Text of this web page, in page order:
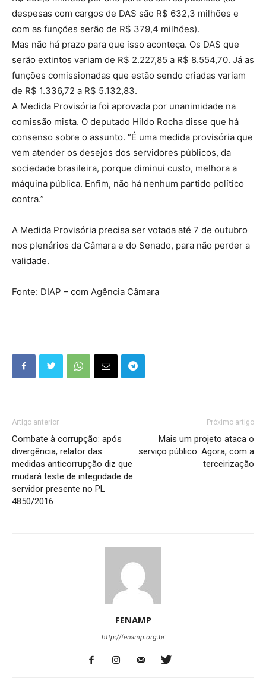
despesas com cargos de DAS são R$ 632,3 milhões e
com as funções serão de R$ 379,4 milhões).
Mas não há prazo para que isso aconteça. Os DAS que
serão extintos variam de R$ 2.227,85 a R$ 8.554,70. Já as
funções comissionadas que estão sendo criadas variam
de R$ 1.336,72 a R$ 5.132,83.
A Medida Provisória foi aprovada por unanimidade na
comissão mista. O deputado Hildo Rocha disse que há
consenso sobre o assunto. “É uma medida provisória que
vem atender os desejos dos servidores públicos, da
sociedade brasileira, porque diminui custo, melhora a
máquina pública. Enfim, não há nenhum partido político
contra.”
A Medida Provisória precisa ser votada até 7 de outubro
nos plenários da Câmara e do Senado, para não perder a
validade.
Fonte: DIAP – com Agência Câmara
Artigo anterior
Combate à corrupção: após
divergência, relator das
medidas anticorrupção diz que
mudará teste de integridade de
servidor presente no PL
4850/2016
Próximo artigo
Mais um projeto ataca o
serviço público. Agora, com a
terceirização
FENAMP
http://fenamp.org.br